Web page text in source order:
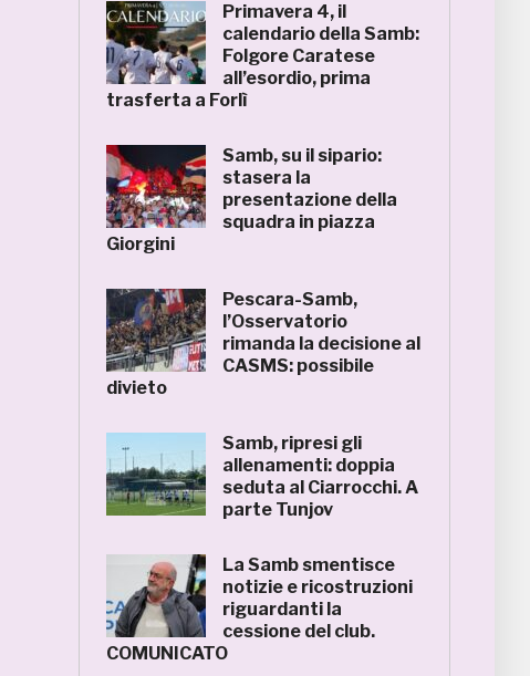
Primavera 4, il
calendario della Samb:
Folgore Caratese
all’esordio, prima
trasferta a Forlì
Samb, su il sipario:
stasera la
presentazione della
squadra in piazza
Giorgini
Pescara-Samb,
l’Osservatorio
rimanda la decisione al
CASMS: possibile
divieto
Samb, ripresi gli
allenamenti: doppia
seduta al Ciarrocchi. A
parte Tunjov
La Samb smentisce
notizie e ricostruzioni
riguardanti la
cessione del club.
COMUNICATO